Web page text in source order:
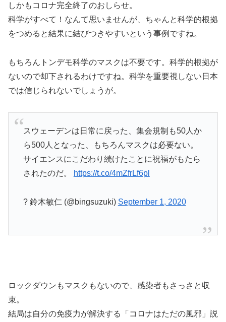
しかもコロナ完全終了のおしらせ。
科学がすべて！なんて思いませんが、ちゃんと科学的根拠
をつめると結果に結びつきやすいという事例ですね。
もちろんトンデモ科学のマスクは不要です。科学的根拠が
ないので却下されるわけですね。科学を重要視しない日本
では信じられないでしょうが。
スウェーデンは日常に戻った、集会規制も50人か
ら500人となった、もちろんマスクは必要ない。
サイエンスにこだわり続けたことに祝福がもたら
されたのだ。
https://t.co/4mZfrLf6pl
? 鈴木敏仁 (@bingsuzuki) September 1, 2020
ロックダウンもマスクもないので、感染者もさっさと収
束。
結局は自分の免疫力が解決する「コロナはただの風邪」説